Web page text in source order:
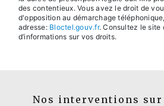
des contentieux. Vous avez le droit de
d'opposition au démarchage
adresse: Bloctel.gouv.fr. Consultez le site
d’informations sur vos droits.
Nos interventions